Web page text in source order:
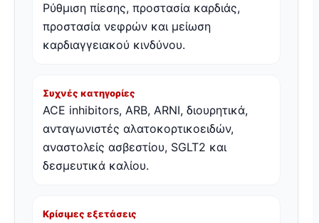
Ρύθμιση πίεσης, προστασία καρδιάς,
προστασία νεφρών και μείωση
καρδιαγγειακού κινδύνου.
Συχνές κατηγορίες
ACE inhibitors, ARB, ARNI, διουρητικά,
ανταγωνιστές αλατοκορτικοειδών,
αναστολείς ασβεστίου, SGLT2 και
δεσμευτικά καλίου.
Κρίσιμες εξετάσεις